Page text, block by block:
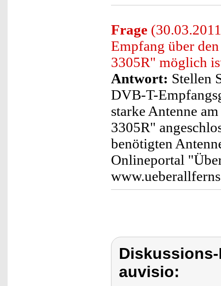
Frage
Empfang über
3305R" möglich
Antwort: Stellen
DVB-T-
starke Antenne
3305R"
benötigten
Onlineportal
auvisio: